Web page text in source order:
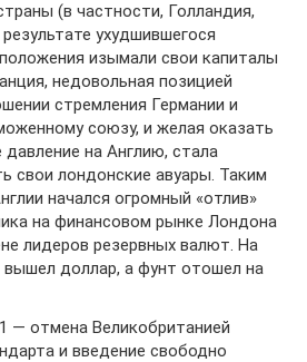
(в частности, Голландия,
ухудшившегося
изымали свои капиталы
недовольная позицией
стремления Германии и
союзу, и желая оказать
давление на Англию, стала
свои лондонские авуары. Таким
начался огромный «отлив»
на финансовом рынке Лондона
лидеров резервных валют. На
вышел доллар, а фунт отошел на
— отмена Великобританией
и введение свободно